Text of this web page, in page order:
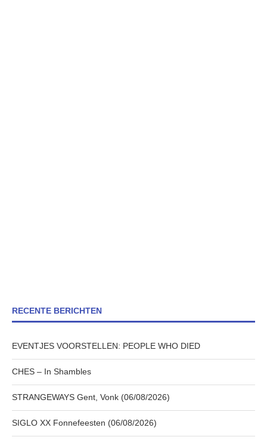
RECENTE BERICHTEN
EVENTJES VOORSTELLEN: PEOPLE WHO DIED
CHES – In Shambles
STRANGEWAYS Gent, Vonk (06/08/2026)
SIGLO XX Fonnefeesten (06/08/2026)